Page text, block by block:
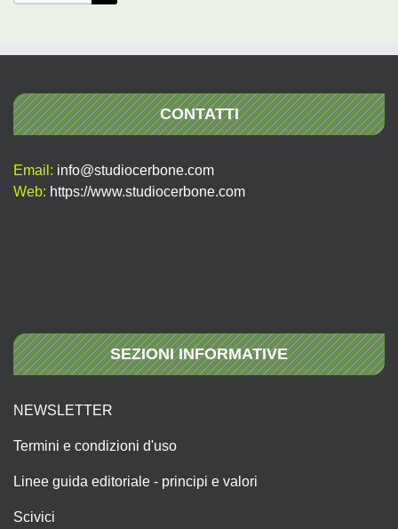
per:
CONTATTI
Email: info@studiocerbone.com
Web: https://www.studiocerbone.com
SEZIONI INFORMATIVE
NEWSLETTER
Termini e condizioni d'uso
Linee guida editoriale - principi e valori
Scivici